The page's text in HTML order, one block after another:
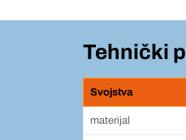
Tehnički
Svojstva
materijal